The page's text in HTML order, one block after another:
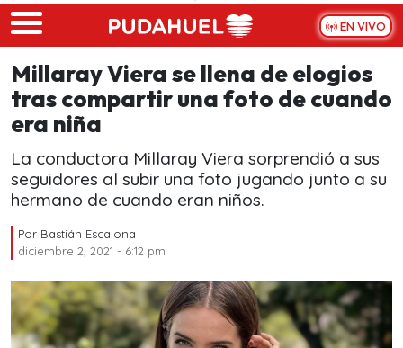
Skip to main content
EN VIVO
Millaray Viera se llena de elogios
tras compartir una foto de cuando
era niña
La conductora Millaray Viera sorprendió a sus
seguidores al subir una foto jugando junto a su
hermano de cuando eran niños.
Por Bastián Escalona
diciembre 2, 2021 - 6:12 pm